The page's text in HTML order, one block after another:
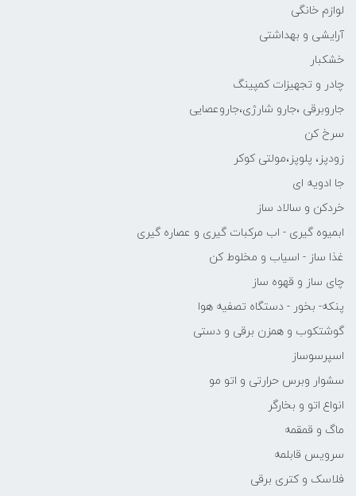
لوازم خانگی
آرایشی و بهداشتی
خشکبار
چادر و تجهیزات کمپینگ
جاروبرقی ،جارو شارژی،جاروعصایی
سرخ کن
زودپز، پلوپز،مولتی کوکر
جا ادویه ای
خردکن و سالاد ساز
ابمیوه گیری - اب مرکبات گیری و عصاره گیری
غذا ساز - اسیاب و مخلوط کن
چای ساز و قهوه ساز
پنکه- بخور - دستگاه تصفیه هوا
گوشتکوب و همزن برقی و دستی
اسپرسوساز
سشوار وبرس حرارتی و اتو مو
انواع اتو و بخارگر
ماگ و قمقمه
سرویس قابلمه
فلاسک و کتری برقی